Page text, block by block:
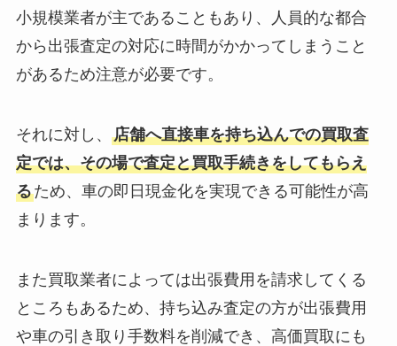
小規模業者が主であることもあり、人員的な都合
から出張査定の対応に時間がかかってしまうこと
があるため注意が必要です。
それに対し、 店舗へ直接車を持ち込んでの買取査
定では、その場で査定と買取手続きをしてもらえ
るため、車の即日現金化を実現できる可能性が高
まります。
また買取業者によっては出張費用を請求してくる
ところもあるため、持ち込み査定の方が出張費用
や車の引き取り手数料を削減でき、高価買取にも